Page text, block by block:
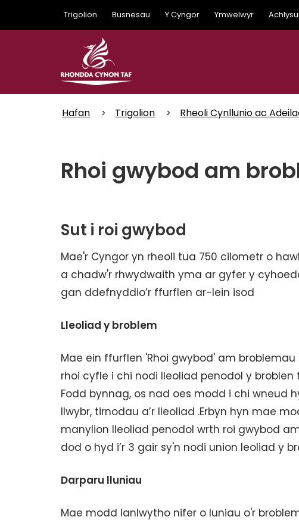
main
Trigolion Busnesau Y Cyngor Ymwelwyr
Hafan Trigolion Rheoli Cynllunio ac
Rhoi gwybod am
Sut i roi gwybod
Mae'r Cyngor yn rheoli tua 750 cilometr o
a chadw'r rhwydwaith yma ar gyfer y
gan ddefnyddio’r ffurflen ar-lein isod
Lleoliad y broblem
Mae ein ffurflen 'Rhoi gwybod' am
rhoi cyfle i chi nodi lleoliad penodol y
Fodd bynnag, os nad oes modd i chi wneud
llwybr, tirnodau a’r lleoliad .Erbyn hyn mae
manylion lleoliad penodol wrth roi gwybod
dod o hyd i’r 3 gair sy'n nodi union leoliad y
Darparu lluniau
Mae modd lanlwytho nifer o luniau o'r